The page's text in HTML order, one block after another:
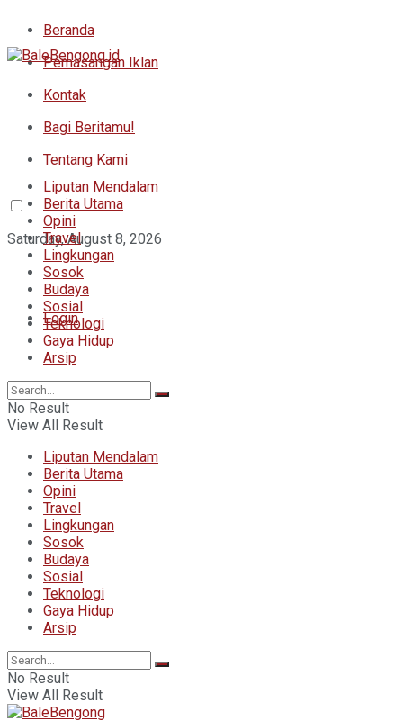
Beranda
Pemasangan Iklan
Kontak
Bagi Beritamu!
Tentang Kami
Saturday, August 8, 2026
Login
Liputan Mendalam
Berita Utama
Opini
Travel
Lingkungan
Sosok
Budaya
Sosial
Teknologi
Gaya Hidup
Arsip
No Result
View All Result
Liputan Mendalam
Berita Utama
Opini
Travel
Lingkungan
Sosok
Budaya
Sosial
Teknologi
Gaya Hidup
Arsip
No Result
View All Result